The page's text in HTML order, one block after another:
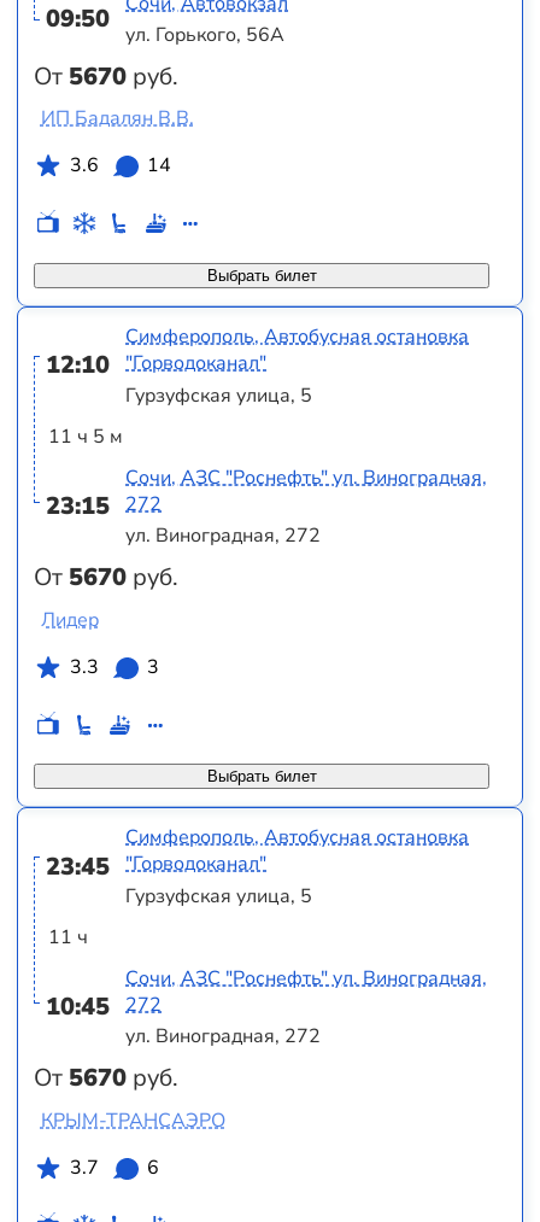
09:50
От 5670 руб.
ул. Горького, 56А
Выбрать билет
ИП Бадалян В.В.
3.6
14
12:10
11 ч 5 м
23:15
От 5670 руб.
Симферополь, Автобусная остановка
"Горводоканал"
Гурзуфская улица, 5
Сочи, АЗС "Роснефть" ул. Виноградная,
272
ул. Виноградная, 272
Выбрать билет
Лидер
3.3
3
23:45
11 ч
10:45
От 5670 руб.
Симферополь, Автобусная остановка
"Горводоканал"
Гурзуфская улица, 5
Сочи, АЗС "Роснефть" ул. Виноградная,
272
ул. Виноградная, 272
КРЫМ-ТРАНСАЭРО
3.7
6